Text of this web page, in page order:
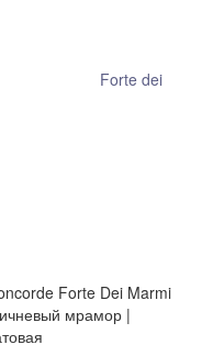
Forte dei
Forte Dei Marmi
мрамор |